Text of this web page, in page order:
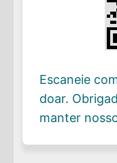
Escaneie
doar.
manter